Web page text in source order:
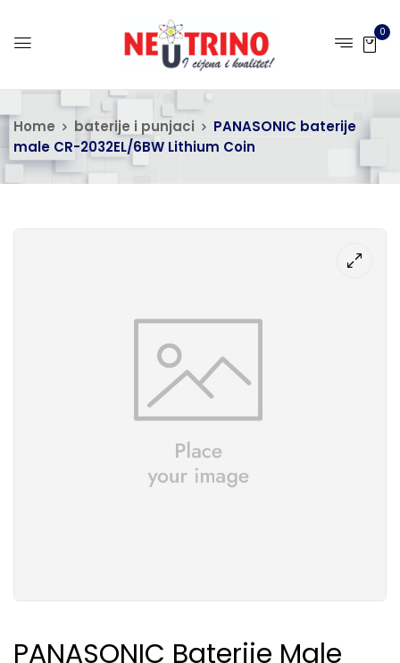
0
Home baterije i punjaci
PANASONIC baterije
male CR-2032EL/6BW Lithium Coin
PANASONIC Baterije Male